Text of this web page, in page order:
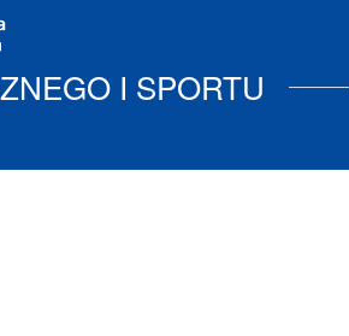
I SPORTU